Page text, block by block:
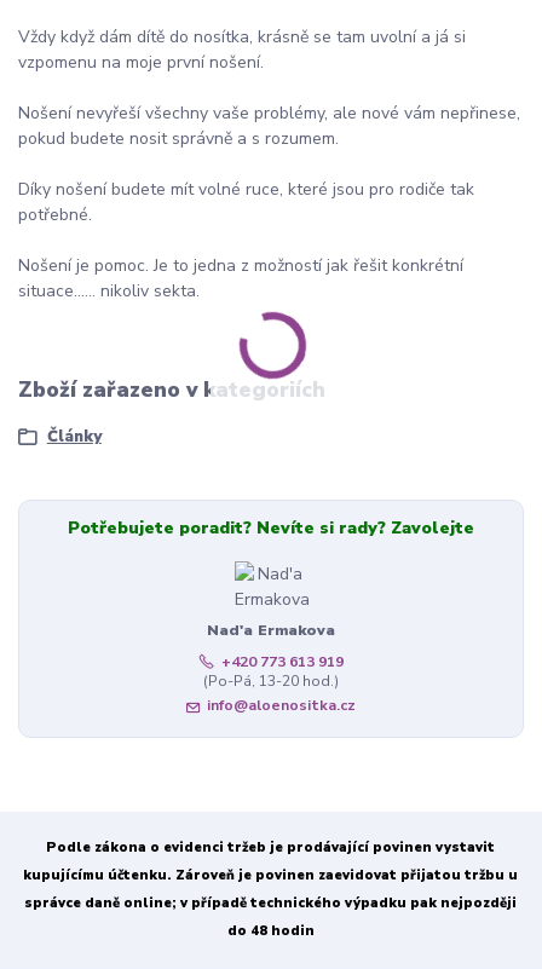
Vždy když dám dítě do nosítka, krásně se tam uvolní a já si
vzpomenu na moje první nošení.
Nošení nevyřeší všechny vaše problémy, ale nové vám nepřinese,
pokud budete nosit správně a s rozumem.
Díky nošení budete mít volné ruce, které jsou pro rodiče tak
potřebné.
Nošení je pomoc. Je to jedna z možností jak řešit konkrétní
situace…… nikoliv sekta.
Zboží zařazeno v kategoriích
Články
Potřebujete poradit? Nevíte si rady? Zavolejte
Nad'a Ermakova
+420 773 613 919
(Po-Pá, 13-20 hod.)
info@aloenositka.cz
Podle zákona o evidenci tržeb je prodávající povinen vystavit
kupujícímu účtenku. Zároveň je povinen zaevidovat přijatou tržbu u
správce daně online; v případě technického výpadku pak nejpozději
do 48 hodin